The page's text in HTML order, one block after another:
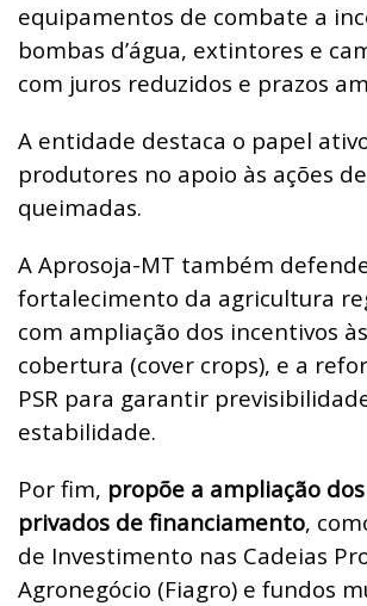
equipamentos de combate a
bombas d’água, extintores e
com juros reduzidos e prazos
A entidade destaca o papel
produtores no apoio às ações
queimadas.
A Aprosoja-MT também
fortalecimento da agricultura
com ampliação dos incentivos
cobertura (cover crops), e a
PSR para garantir
estabilidade.
Por fim, propõe a ampliação
privados de financiamento,
de Investimento nas Cadeias
Agronegócio (Fiagro) e fundos